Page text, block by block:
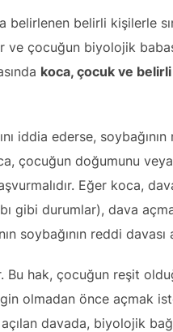
belirli kişilerle
ve çocuğun biyolojik
koca, çocuk ve
iddia ederse, soybağının
çocuğun doğumunu
Eğer koca,
gibi durumlar), dava
soybağının reddi davası
Bu hak, çocuğun reşit
olmadan önce açmak
davada, biyolojik